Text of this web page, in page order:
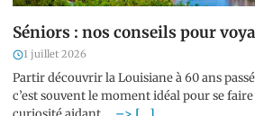
Séniors : nos conseils pour
1 juillet 2026
Partir découvrir la Louisiane à 60 ans
c’est souvent le moment idéal pour se